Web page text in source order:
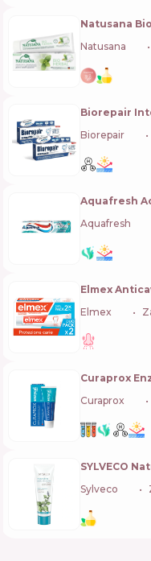
Natusana
Natusana
Biorepair
Biorepair
Aquafresh
Aquafresh
Elmex
Elmex
Curaprox
Curaprox
SYLVECO
Sylveco